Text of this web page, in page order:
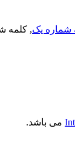
شماره یک, کلمه
می باشد.